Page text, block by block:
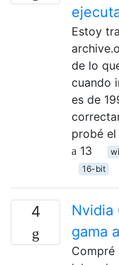
Estoy
de lo
cuando
es de
probé
13
16-bit
4
Nvidia
gama
Compré